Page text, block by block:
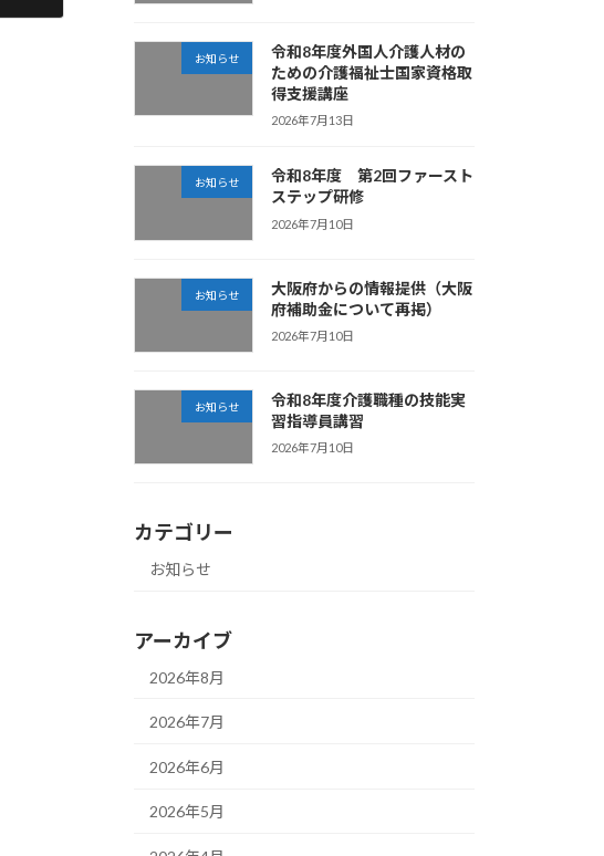
お知らせ
令和8年度外国人介護人材の
ための介護福祉士国家資格取
得支援講座
2026年7月13日
お知らせ
令和8年度 第2回ファースト
ステップ研修
2026年7月10日
お知らせ
大阪府からの情報提供（大阪
府補助金について再掲）
2026年7月10日
お知らせ
令和8年度介護職種の技能実
習指導員講習
2026年7月10日
カテゴリー
お知らせ
アーカイブ
2026年8月
2026年7月
2026年6月
2026年5月